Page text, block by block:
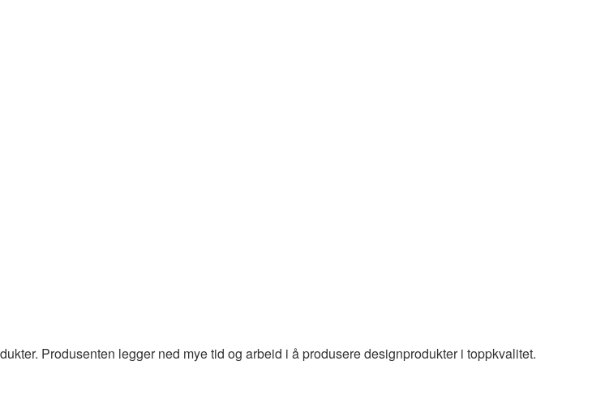
Produsenten legger ned mye tid og arbeid i å produsere designprodukter i toppkvalitet.